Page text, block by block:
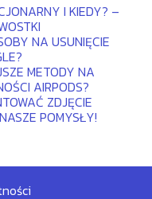
I KIEDY? –
NA USUNIĘCIE
METODY NA
AIRPODS?
ZDJĘCIE
POMYSŁY!